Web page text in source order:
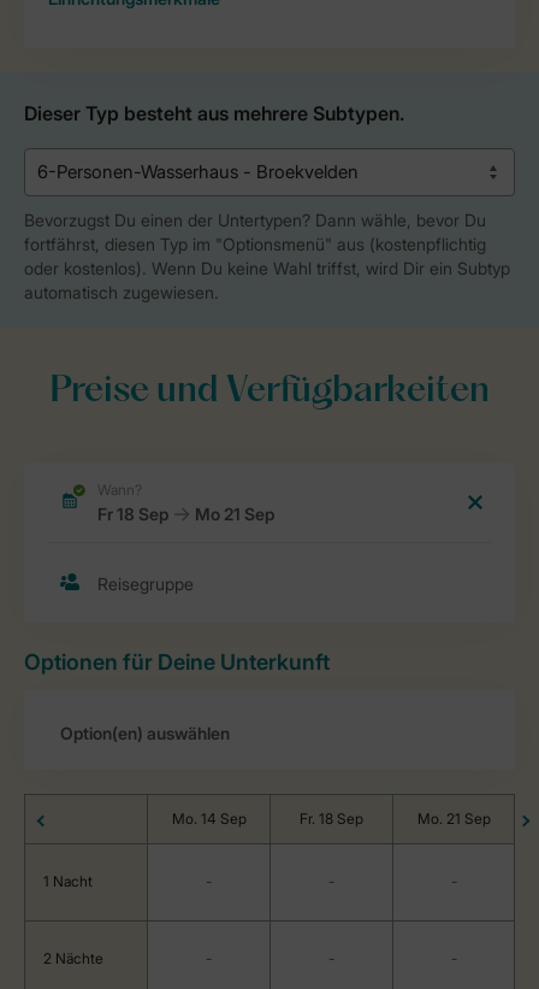
Dieser Typ besteht aus mehrere Subtypen.
Bevorzugst Du einen der Untertypen? Dann wähle, bevor Du
fortfährst, diesen Typ im "Optionsmenü" aus (kostenpflichtig
oder kostenlos). Wenn Du keine Wahl triffst, wird Dir ein Subtyp
automatisch zugewiesen.
Preise und Verfügbarkeiten
Optionen für Deine Unterkunft
Mo. 14 Sep Fr. 18 Sep Mo. 21 Sep
1 Nacht - - -
2 Nächte - - -